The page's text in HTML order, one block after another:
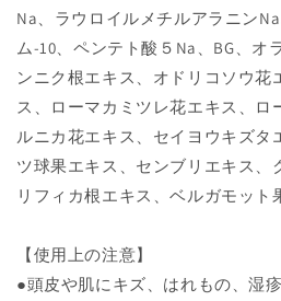
Na、ラウロイルメチルアラニン
ム-10、ペンテト酸５Na、BG、オ
ンニク根エキス、 オドリコソウ花
ス、ローマカミツレ花エキス、ロ
ルニカ花エキス、セイヨウキズタ
ツ球果エキス、センブリエキス、
リフィカ根エキス、ベルガモット
【使用上の注意】
●頭皮や肌にキズ、はれもの、湿